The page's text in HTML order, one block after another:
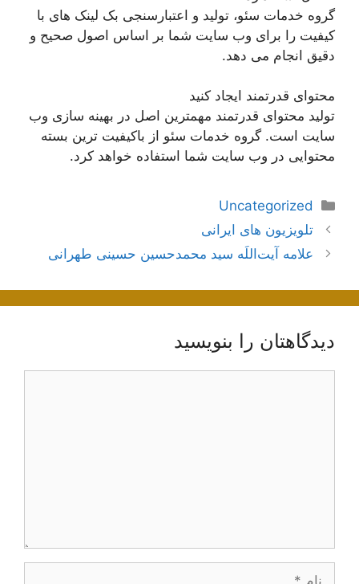
گروه خدمات سئو، تولید و اعتبارسنجی بک لینک های با
کیفیت را برای وب سایت شما بر اساس اصول صحیح و
دقیق انجام می دهد.
محتوای قدرتمند ایجاد کنید
تولید محتوای قدرتمند مهمترین اصل در بهینه سازی وب
سایت است. گروه خدمات سئو از باکیفیت ترین بسته
محتوایی در وب سایت شما استفاده خواهد کرد.
دسته‌ها
Uncategorized
ناوبری
نوشته‌ها
تلویزیون های ایرانی
علامه آیت‌اللَه سید محمدحسین حسینی طهرانی
دیدگاهتان را بنویسید